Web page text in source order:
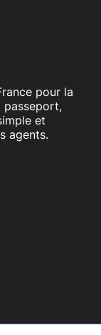
pour la
passeport,
et
agents.